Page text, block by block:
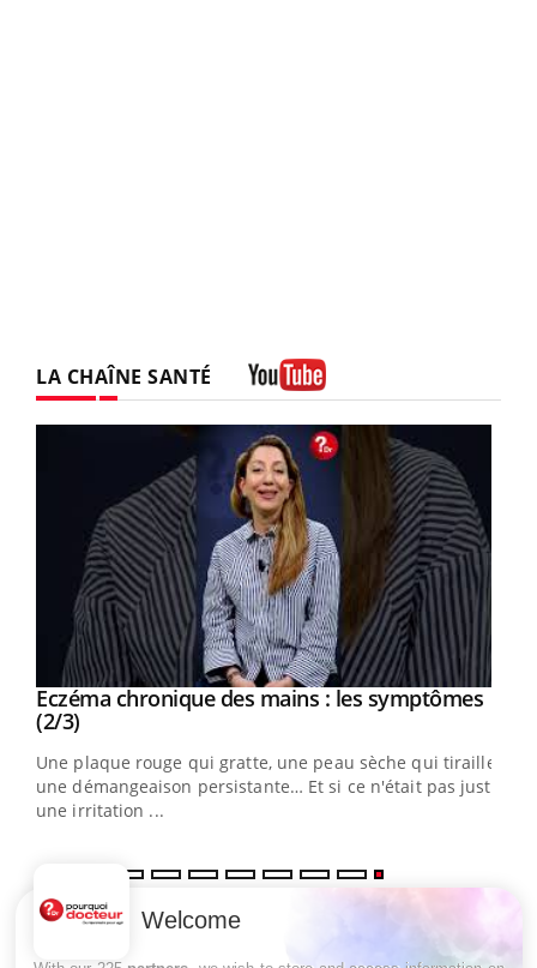
LA CHAÎNE SANTÉ
Youtube
Eczéma chronique des mains : les symptômes
(2/3)Youtube
Une plaque rouge qui gratte, une peau sèche qui tiraille,
une démangeaison persistante… Et si ce n'était pas juste
une irritation ...
LES MALADIESWelcome